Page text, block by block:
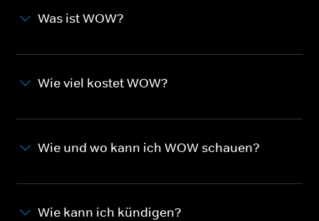
Was ist WOW?
Wie viel kostet WOW?
Wie und wo kann ich WOW schauen?
Wie kann ich kündigen?